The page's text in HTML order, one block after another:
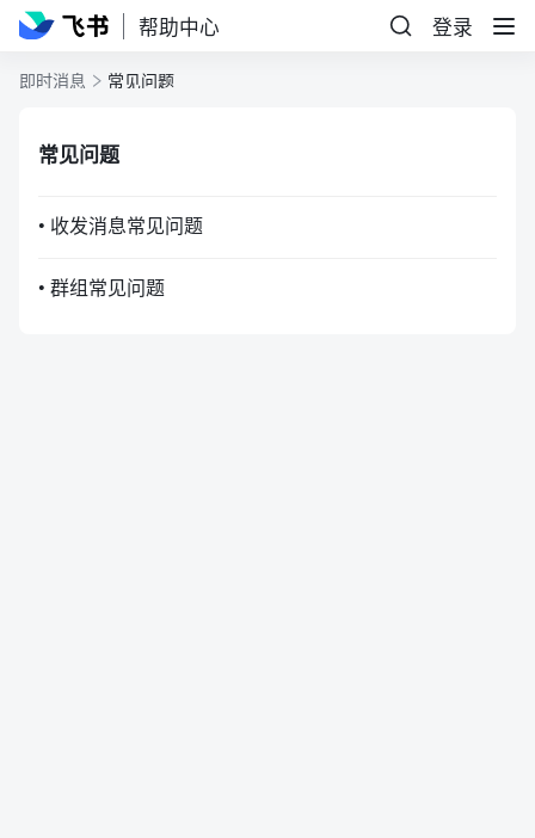
帮助中心 登录
即时消息 常见问题
常见问题
• 收发消息常见问题
• 群组常见问题